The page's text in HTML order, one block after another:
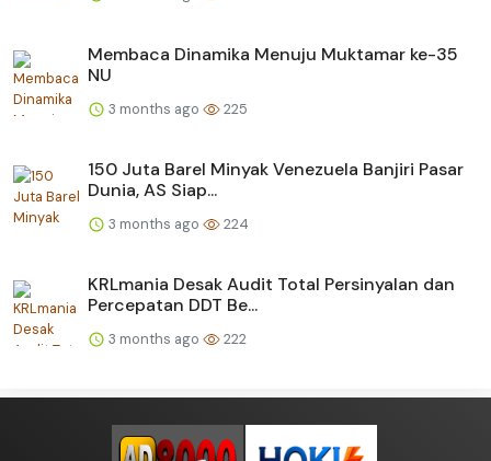
Membaca Dinamika Menuju Muktamar ke-35
NU
3 months ago 225
150 Juta Barel Minyak Venezuela Banjiri Pasar
Dunia, AS Siap...
3 months ago 224
KRLmania Desak Audit Total Persinyalan dan
Percepatan DDT Be...
3 months ago 222